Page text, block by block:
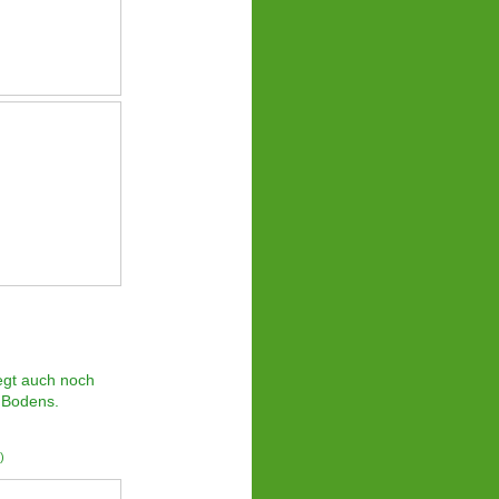
auch noch